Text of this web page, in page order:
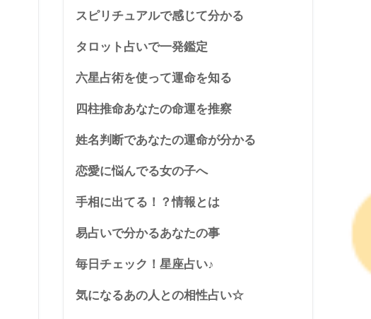
スピリチュアルで感じて分かる
タロット占いで一発鑑定
六星占術を使って運命を知る
四柱推命あなたの命運を推察
姓名判断であなたの運命が分かる
恋愛に悩んでる女の子へ
手相に出てる！？情報とは
易占いで分かるあなたの事
毎日チェック！星座占い♪
気になるあの人との相性占い☆